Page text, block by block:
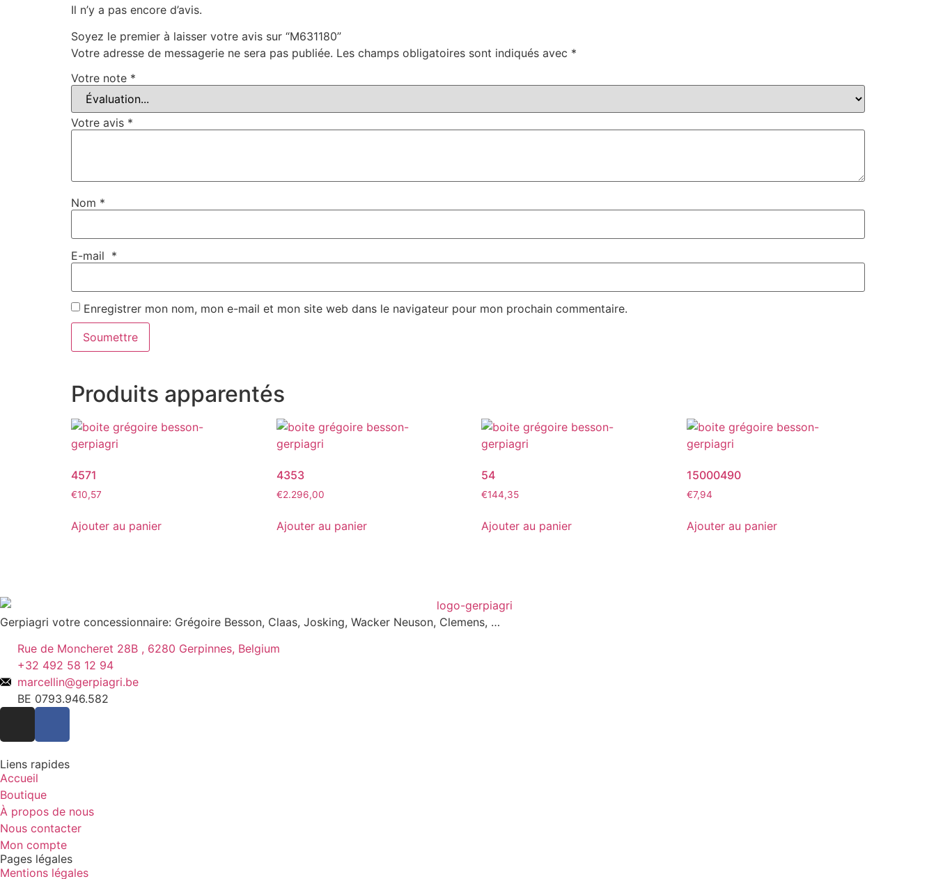
Il n’y a pas encore d’avis.
Soyez le premier à laisser votre avis sur “M631180”
Votre adresse de messagerie ne sera pas publiée. Les champs obligatoires sont indiqués avec *
Votre note *
Votre avis *
Nom *
E-mail *
Enregistrer mon nom, mon e-mail et mon site web dans le navigateur pour mon prochain commentaire.
Produits apparentés
4571
€10,57
Ajouter au panier
4353
€2.296,00
Ajouter au panier
54
€144,35
Ajouter au panier
15000490
€7,94
Ajouter au panier
Gerpiagri votre concessionnaire: Grégoire Besson, Claas, Josking, Wacker Neuson, Clemens, …
Rue de Moncheret 28B , 6280 Gerpinnes, Belgium
+32 492 58 12 94
marcellin@gerpiagri.be
BE 0793.946.582
Liens rapides
Accueil
Boutique
À propos de nous
Nous contacter
Mon compte
Pages légales
Mentions légales